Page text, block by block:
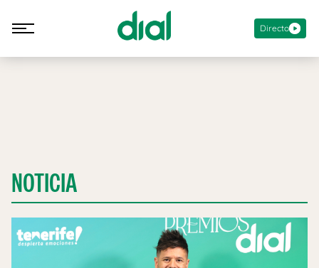
Directo
NOTICIA